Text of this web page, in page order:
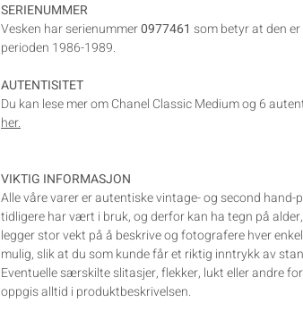
SERIENUMMER
Vesken har serienummer0977461 som betyr at den
perioden 1986-1989.
AUTENTISITET
Du kan lese mer om Chanel Classic Medium og 6
her.
VIKTIG INFORMASJON
Alle våre varer er autentiske vintage- og second
tidligere har vært i bruk, og derfor kan ha tegn på
legger stor vekt på å beskrive og fotografere hver
mulig, slik at du som kunde får et riktig inntrykk av
Eventuelle særskilte slitasjer, flekker, lukt eller andre
oppgis alltid i produktbeskrivelsen.